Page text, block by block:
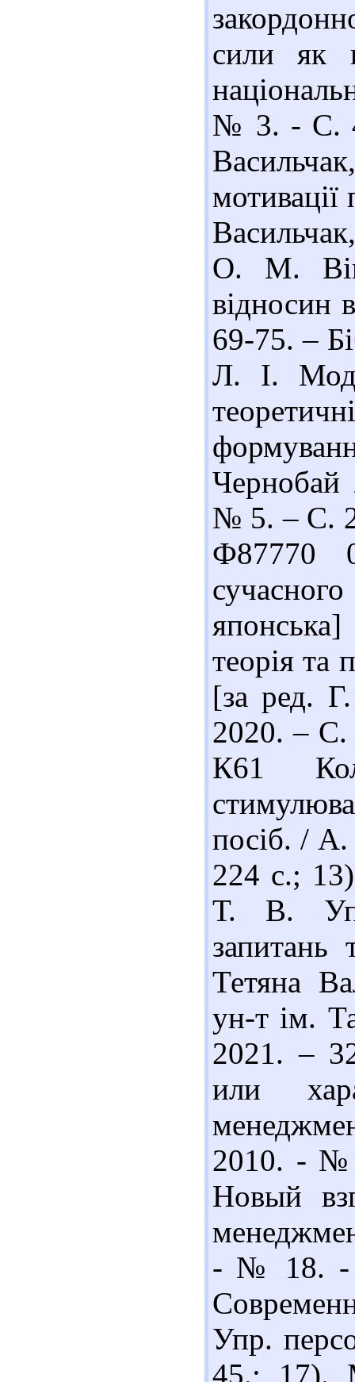
сили як
№ 3. - С.
О. М.
відносин
69-75. –
Л. І.
№ 5. – С.
Ф87770
теорія та
[за ред.
2020. – С.
К61
посіб. /
224 с.;
Т. В.
запитань
Тетяна
ун-т ім.
2021. –
или
2010. -
Новый
- № 18. -
Упр.
45.; 17).